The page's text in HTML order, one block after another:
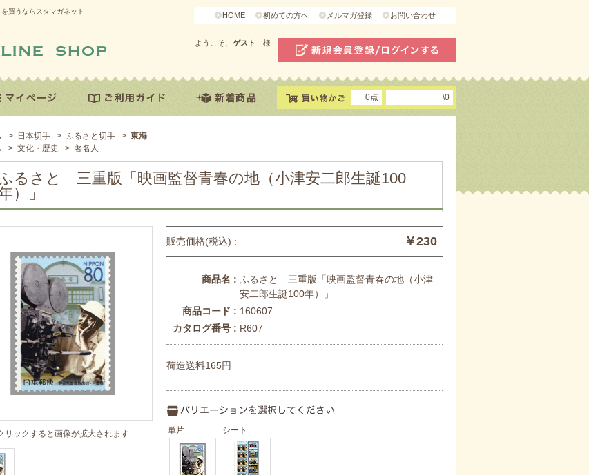
買うならスタマガネット HOME 初めての方へ メルマガ登録 お問い合わせ
ようこそ、 ゲスト 様
0点 \0
> 日本切手 > ふるさと切手 > 東海
> 文化・歴史 > 著名人
るさと 三重版「映画監督青春の地（小津安二郎生誕100
）」
リックすると画像が拡大されます
販売価格(税込) : ￥230
商品名 : ふるさと 三重版「映画監督青春の地（小津
安二郎生誕100年）」
商品コード : 160607
カタログ番号 : R607
荷造送料165円
単片 シート